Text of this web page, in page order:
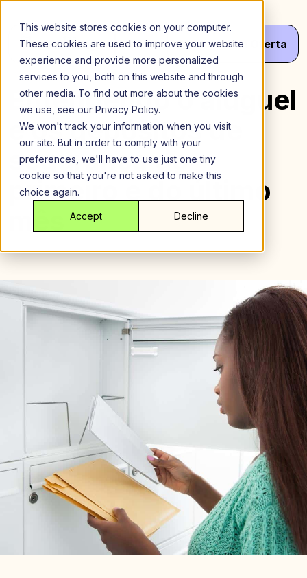
This website stores cookies on your computer.
These cookies are used to improve your website
experience and provide more personalized
services to you, both on this website and through
other media. To find out more about the cookies
we use, see our Privacy Policy.
We won't track your information when you visit
our site. But in order to comply with your
preferences, we'll have to use just one tiny
cookie so that you're not asked to make this
choice again.
Accept Decline
Ir
conteúdo
Menu ObterSeu Oferta
Entendendo o aluguel
e os depósitos de
segurança do
primeiro e do último